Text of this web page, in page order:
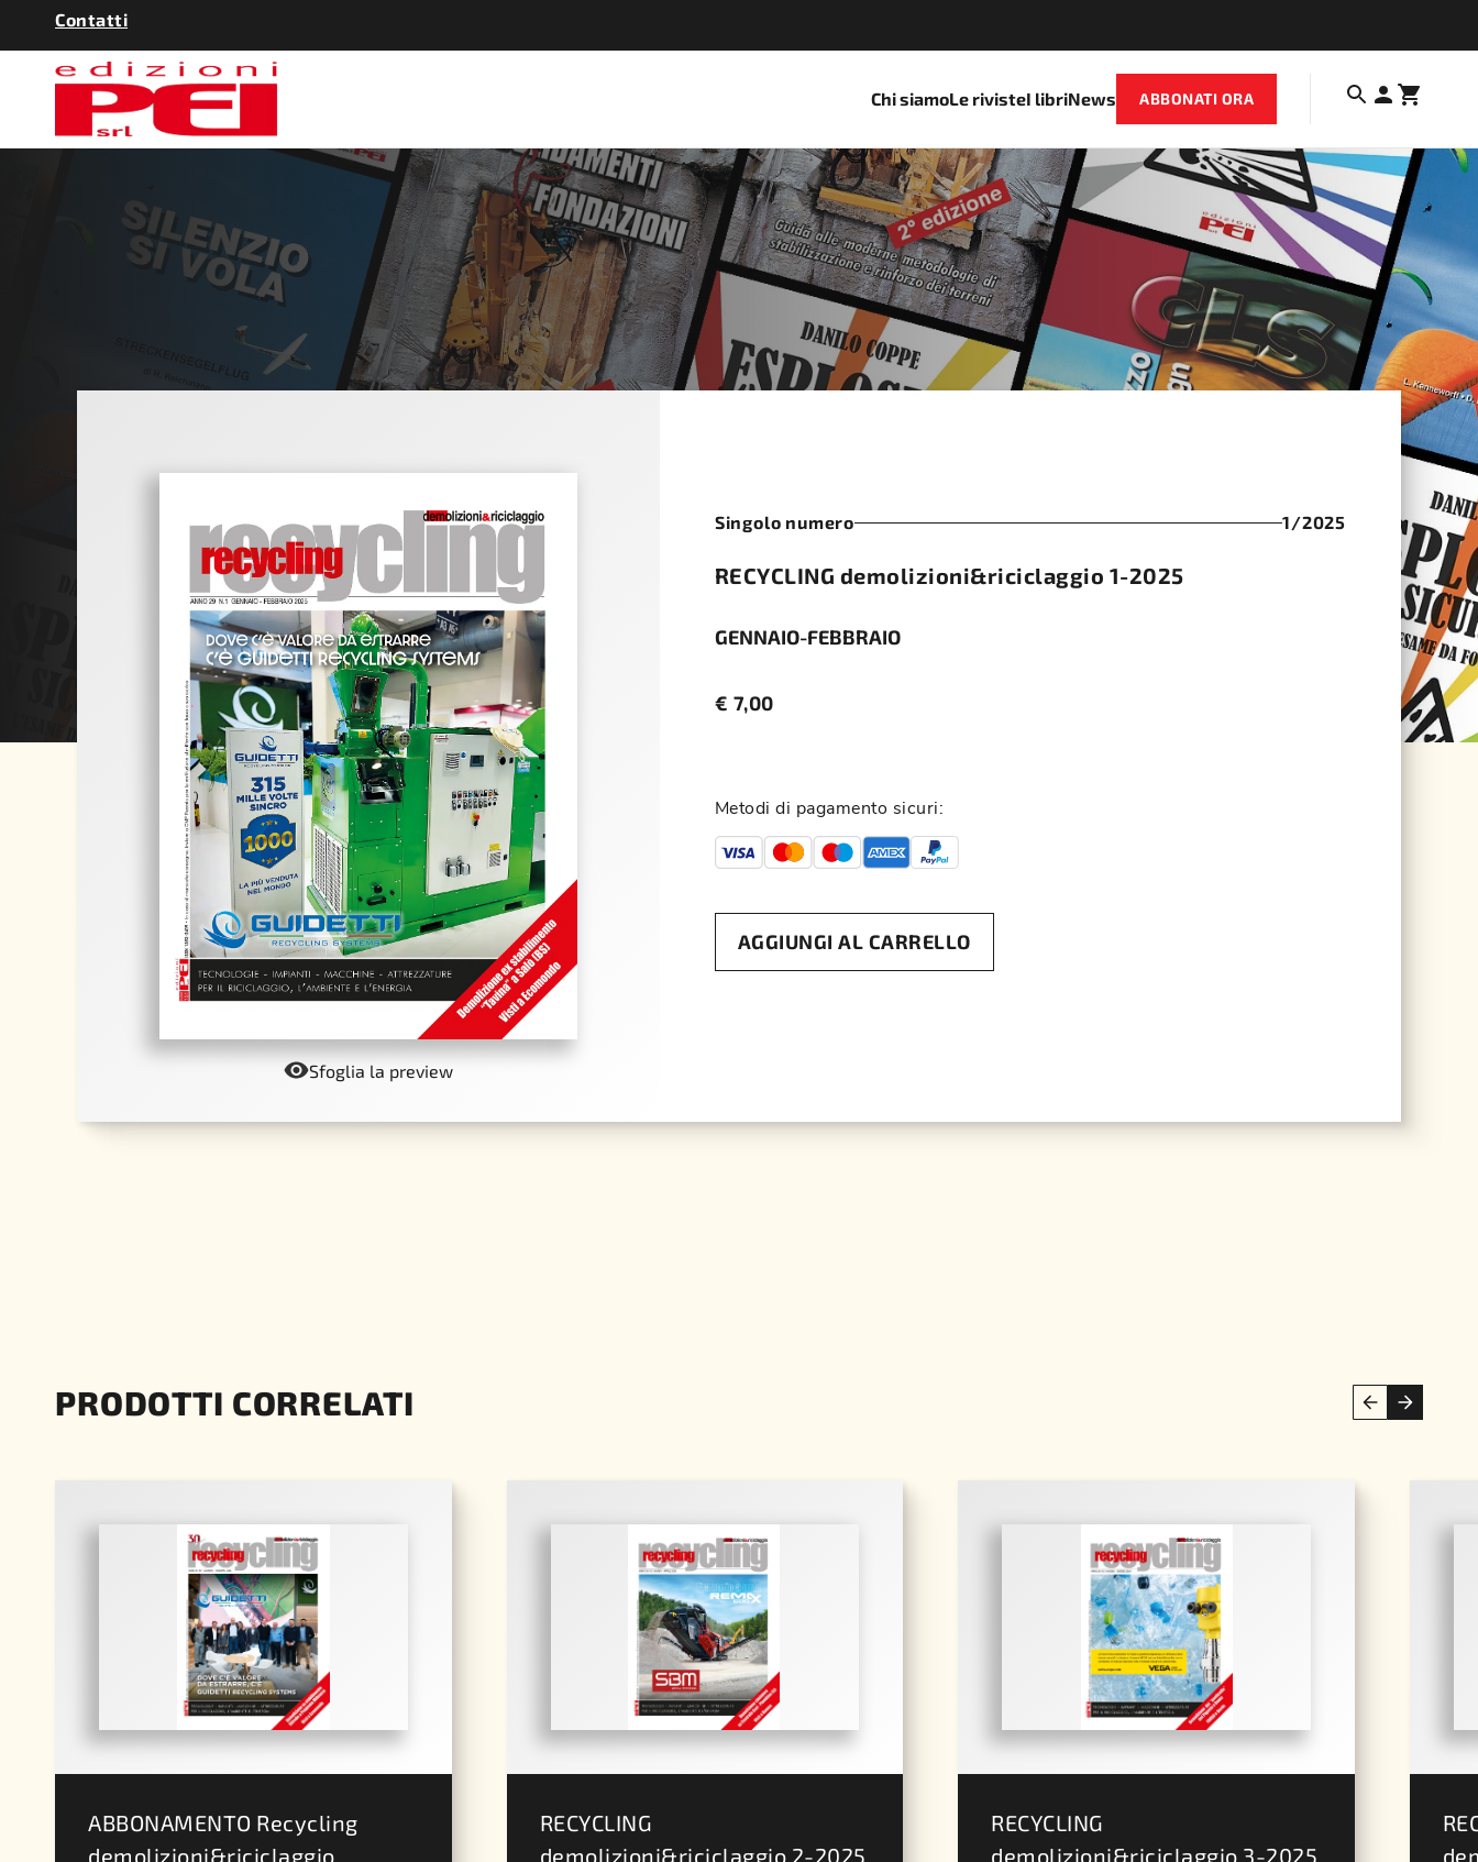
Contatti
Chi siamoLe rivisteI libriNews ABBONATI ORA
Sfoglia la preview
Singolo numero 1/2025
RECYCLING demolizioni&riciclaggio 1-2025
GENNAIO-FEBBRAIO
€ 7,00
Metodi di pagamento sicuri:
AGGIUNGI AL CARRELLO
PRODOTTI CORRELATI
ABBONAMENTO Recycling
demolizioni&riciclaggio
RECYCLING
demolizioni&riciclaggio 2-2025
RECYCLING
demolizioni&riciclaggio 3-2025